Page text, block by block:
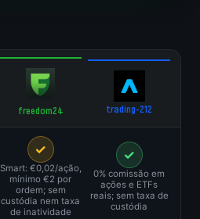
freedom24 trading-212
✓
Smart: €0,02/ação,
mínimo €2 por
ordem; sem
custódia nem taxa
de inatividade
✓
0% comissão em
ações e ETFs
reais; sem taxa de
custódia